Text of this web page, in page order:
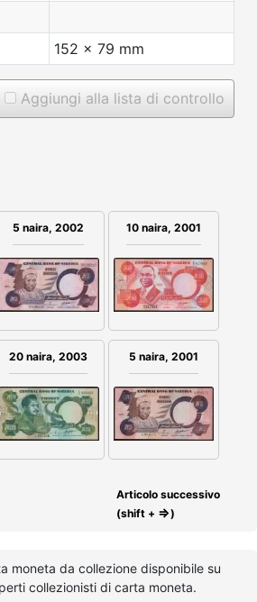
152 x 79 mm
Aggiungi alla lista di controllo
5 naira, 2002 10 naira, 2001
20 naira, 2003 5 naira, 2001
Articolo successivo
(shift + ⇒)
moneta da collezione disponibile su
collezionisti di carta moneta.